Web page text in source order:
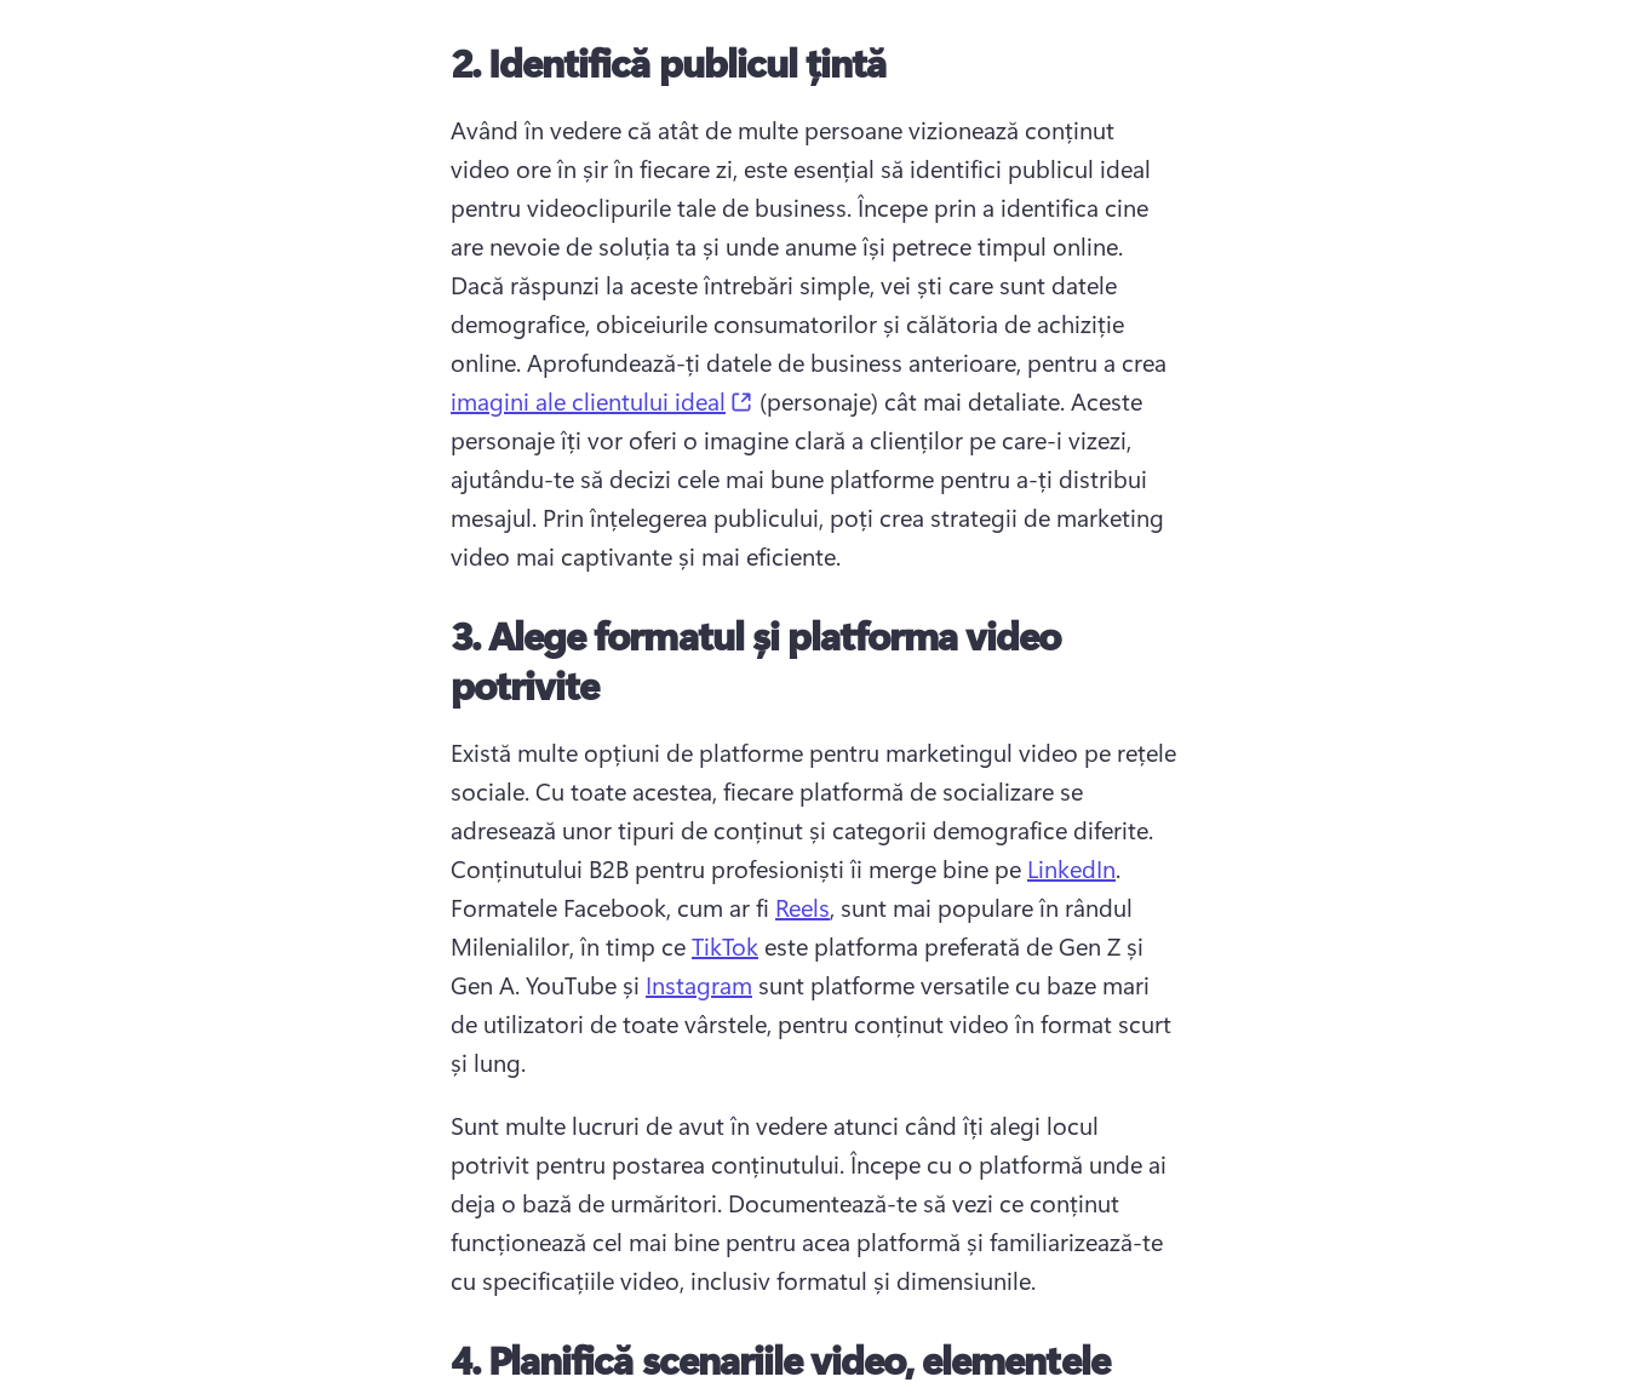
2.Identifică publicul țintă
Având în vedere că atât de multe persoane vizionează conținut
video ore în șir în fiecare zi, este esențial să identifici publicul ideal
pentru videoclipurile tale de business. Începe prin a identifica cine
Dacă răspunzi la aceste întrebări simple, vei ști care sunt datele
demografice, obiceiurile consumatorilor și călătoria de achiziție
online. Aprofundează-ți datele de business anterioare, pentru a crea
imagini ale clientului ideal
(opens in a new tab)
(personaje) cât mai detaliate. Aceste
personaje îți vor oferi o imagine clară a clienților pe care-i vizezi,
ajutându-te să decizi cele mai bune platforme pentru a-ți distribui
mesajul. Prin înțelegerea publicului, poți crea strategii de marketing
video mai captivante și mai eficiente.
3.Alege formatul și platforma video
potrivite
Există multe opțiuni de platforme pentru marketingul video pe rețele
sociale. Cu toate acestea, fiecare platformă de socializare se
adresează unor tipuri de conținut și categorii demografice diferite.
Conținutului B2B pentru profesioniști îi merge bine pe LinkedIn
Formatele Facebook, cum ar fi Reels, sunt mai populare în rândul
Milenialilor, în timp ce TikTok este platforma preferată de Gen Z și
Gen A. YouTube și Instagram sunt platforme versatile cu baze mari
de utilizatori de toate vârstele, pentru conținut video în format scurt
și lung.
Sunt multe lucruri de avut în vedere atunci când îți alegi locul
potrivit pentru postarea conținutului. Începe cu o platformă unde ai
deja o bază de urmăritori. Documentează-te să vezi ce conținut
funcționează cel mai bine pentru acea platformă și familiarizează-te
cu specificațiile video, inclusiv formatul și dimensiunile.
4.Planifică scenariile video, elementele